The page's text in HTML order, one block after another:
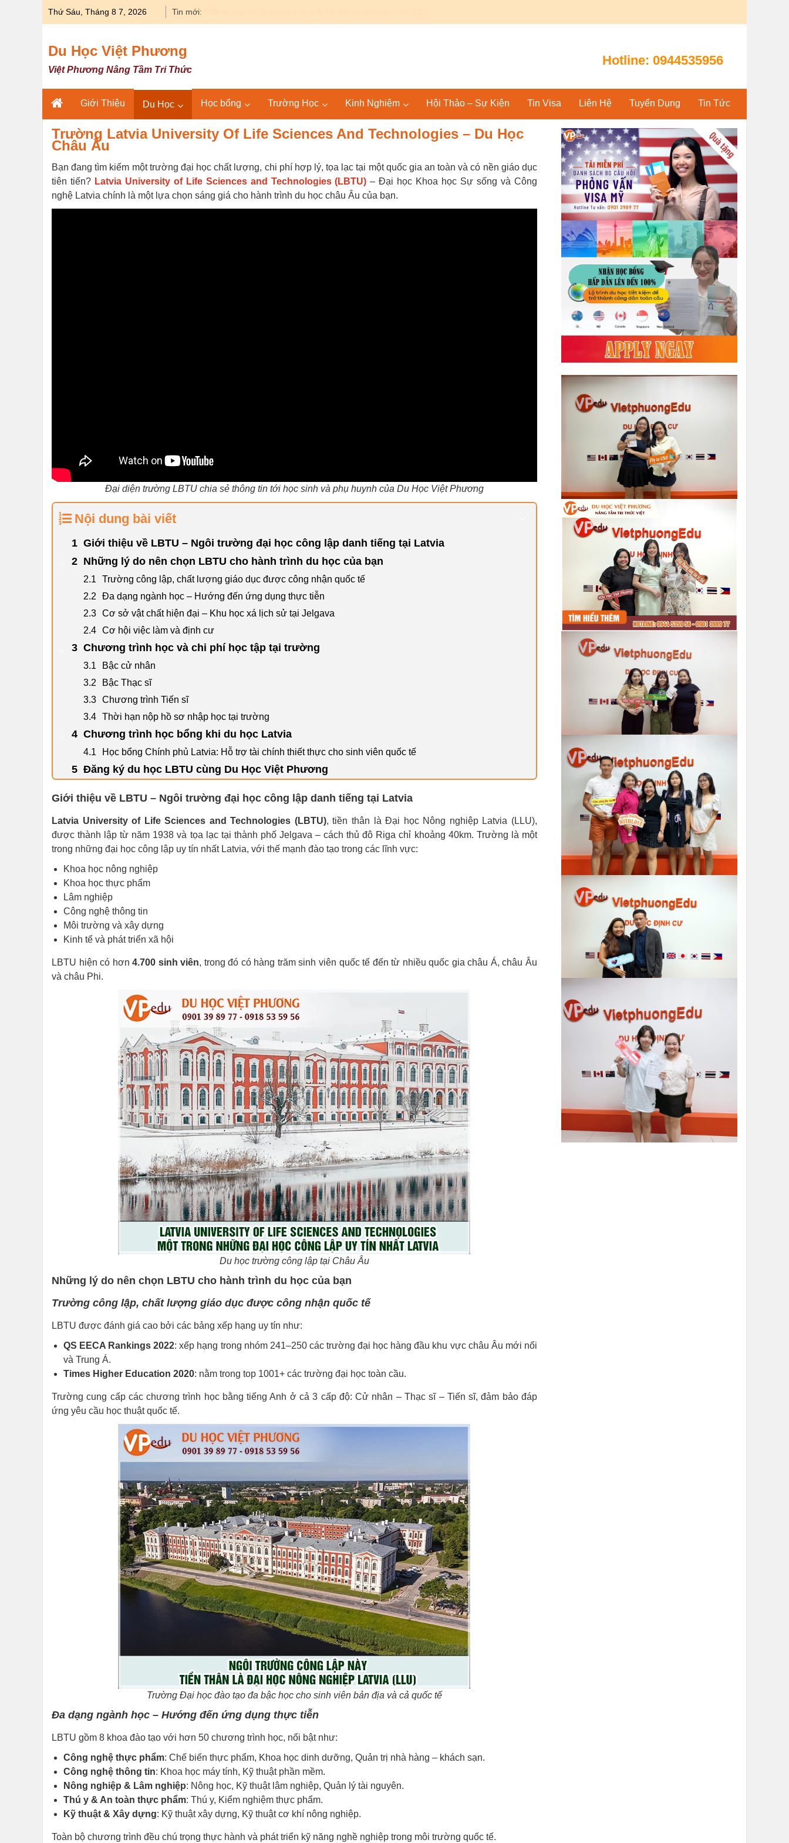
Thứ Sáu, Tháng 8 7, 2026 Tin mới:
Du Học Việt Phương
Việt Phương Nâng Tầm Tri Thức
Hotline: 0944535956
Giới Thiệu Du Học Học bổng Trường Học Kinh Nghiệm Hội Thảo – Sự Kiện Tin Visa Liên Hệ Tuyển Dụng Tin Tức
Trường Latvia University Of Life Sciences And Technologies – Du Học
Châu Âu
Bạn đang tìm kiếm một trường đại học chất lượng, chi phí hợp lý, tọa lạc tại một quốc gia an toàn và có nền giáo dục
tiên tiến? Latvia University of Life Sciences and Technologies (LBTU) – Đại học Khoa học Sự sống và Công
nghệ Latvia chính là một lựa chọn sáng giá cho hành trình du học châu Âu của bạn.
Đại diện trường LBTU chia sẻ thông tin tới học sinh và phụ huynh của Du Học Việt Phương
Nội dung bài viết
Giới thiệu về LBTU – Ngôi trường đại học công lập danh tiếng tại Latvia
Những lý do nên chọn LBTU cho hành trình du học của bạn
Trường công lập, chất lượng giáo dục được công nhận quốc tế
Đa dạng ngành học – Hướng đến ứng dụng thực tiễn
Cơ sở vật chất hiện đại – Khu học xá lịch sử tại Jelgava
Cơ hội việc làm và định cư
Chương trình học và chi phí học tập tại trường
Bậc cử nhân
Bậc Thạc sĩ
Chương trình Tiến sĩ
Thời hạn nộp hồ sơ nhập học tại trường
Chương trình học bổng khi du học Latvia
Học bổng Chính phủ Latvia: Hỗ trợ tài chính thiết thực cho sinh viên quốc tế
Đăng ký du học LBTU cùng Du Học Việt Phương
Giới thiệu về LBTU – Ngôi trường đại học công lập danh tiếng tại Latvia
Latvia University of Life Sciences and Technologies (LBTU), tiền thân là Đại học Nông nghiệp Latvia (LLU),
được thành lập từ năm 1938 và tọa lạc tại thành phố Jelgava – cách thủ đô Riga chỉ khoảng 40km. Trường là một
trong những đại học công lập uy tín nhất Latvia, với thế mạnh đào tạo trong các lĩnh vực:
Khoa học nông nghiệp
Khoa học thực phẩm
Lâm nghiệp
Công nghệ thông tin
Môi trường và xây dựng
Kinh tế và phát triển xã hội
LBTU hiện có hơn4.700 sinh viên, trong đó có hàng trăm sinh viên quốc tế đến từ nhiều quốc gia châu Á, châu Âu
và châu Phi.
Du học trường công lập tại Châu Âu
Những lý do nên chọn LBTU cho hành trình du học của bạn
Trường công lập, chất lượng giáo dục được công nhận quốc tế
LBTU được đánh giá cao bởi các bảng xếp hạng uy tín như:
QS EECA Rankings 2022: xếp hạng trong nhóm 241–250 các trường đại học hàng đầu khu vực châu Âu mới nổi
và Trung Á.
Times Higher Education 2020: nằm trong top 1001+ các trường đại học toàn cầu.
Trường cung cấp các chương trình học bằng tiếng Anh ở cả 3 cấp độ: Cử nhân – Thạc sĩ – Tiến sĩ, đảm bảo đáp
ứng yêu cầu học thuật quốc tế.
Trường Đại học đào tạo đa bậc học cho sinh viên bản địa và cả quốc tế
Đa dạng ngành học – Hướng đến ứng dụng thực tiễn
LBTU gồm 8 khoa đào tạo với hơn 50 chương trình học, nổi bật như:
Công nghệ thực phẩm: Chế biến thực phẩm, Khoa học dinh dưỡng, Quản trị nhà hàng – khách sạn.
Công nghệ thông tin: Khoa học máy tính, Kỹ thuật phần mềm.
Nông nghiệp & Lâm nghiệp: Nông học, Kỹ thuật lâm nghiệp, Quản lý tài nguyên.
Thú y & An toàn thực phẩm: Thú y, Kiểm nghiệm thực phẩm.
Kỹ thuật & Xây dựng: Kỹ thuật xây dựng, Kỹ thuật cơ khí nông nghiệp.
Toàn bộ chương trình đều chú trọng thực hành và phát triển kỹ năng nghề nghiệp trong môi trường quốc tế.